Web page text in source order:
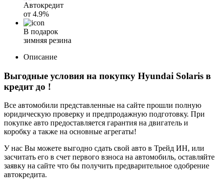
Автокредит
от 4.9%
В подарок
зимняя резина
Описание
Выгодные условия на покупку Hyundai Solaris в
кредит до !
Все автомобили представленные на сайте прошли полную
юридическую проверку и предпродажную подготовку. При
покупке авто предоставляется гарантия на двигатель и
коробку а также на основные агрегаты!
У нас Вы можете выгодно сдать свой авто в Трейд ИН, или
засчитать его в счет первого взноса на автомобиль, оставляйте
заявку на сайте что бы получить предварительное одобрение
автокредита.